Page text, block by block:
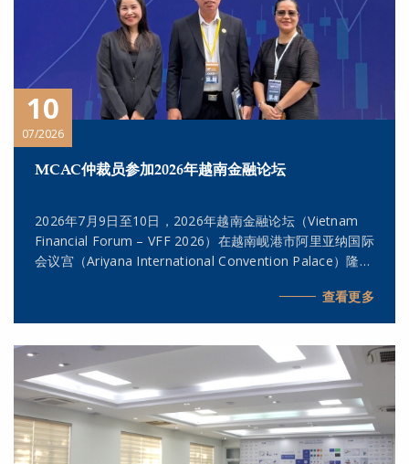
10
07/2026
MCAC仲裁员参加2026年越南金融论坛
2026年7月9日至10日，2026年越南金融论坛（Vietnam
Financial Forum – VFF 2026）在越南岘港市阿里亚纳国际
会议宫（Ariyana International Convention Palace）隆重
次论坛，包括：MCAC仲裁员乔英武先生—科学委员会主
席、MCAC胡志明市代表处首席代表；黎氏蓉博士、律师—
MCAC河内代表处首席代表；以及MCAC仲裁员吴琼英律
师。
查看更多